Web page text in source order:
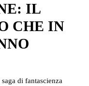
IL
CHE IN
di fantascienza